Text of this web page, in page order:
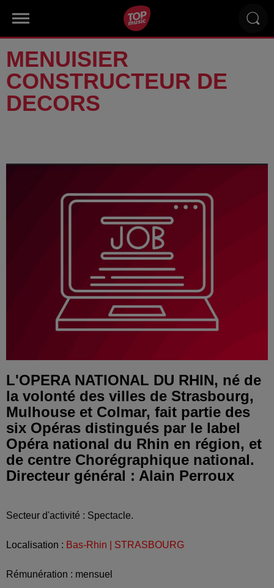
MENUISIER
CONSTRUCTEUR DE
DECORS
L'OPERA NATIONAL DU RHIN, né de
la volonté des villes de Strasbourg,
Mulhouse et Colmar, fait partie des
six Opéras distingués par le label
Opéra national du Rhin en région, et
de centre Chorégraphique national.
Directeur général : Alain Perroux
Secteur d'activité : Spectacle.
Localisation : Bas-Rhin | STRASBOURG
Rémunération : mensuel